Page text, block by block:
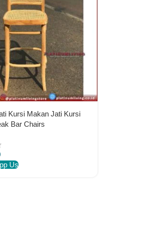
Kursi Makan Jati Kursi
Bar Chairs
Us